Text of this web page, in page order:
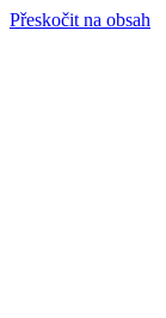
Přeskočit na obsah